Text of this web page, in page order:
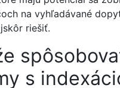
na vyhľadávané
riešiť.
s